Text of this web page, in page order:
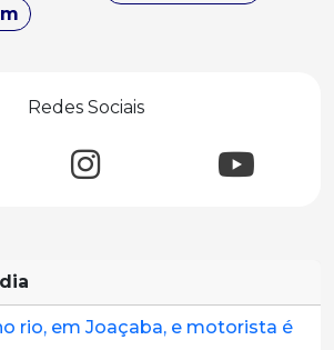
Redes Sociais
rio, em Joaçaba, e motorista é